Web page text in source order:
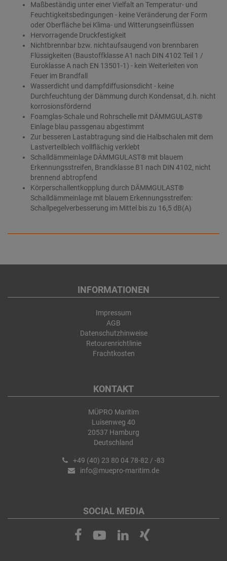
Maßbeständig unter einer Vielfalt an Temperatur- und
Feuchtigkeitsbedingungen - keine Veränderung der Form
oder Oberfläche bei Klima- und Witterungseinflüssen
Hervorragende Druckfestigkeit
Nichtbrennbar bzw. nichtaufsaugend von brennbaren
Flüssigkeiten (Baustoffklasse A1 nach DIN 4102 Teil 1 /
Euroklasse A nach EN 13501-1) - kein Weiterleiten von
Feuer im Brandfall
Wasserdicht und dampfdiffusionsdicht - keine
Durchfeuchtung der Dämmung durch Kondensat, d.h. nicht
korrosionsfördernd
Foamglas-Schale und Rohrschelle mit DÄMMGULAST®
Einlage blau passgenau abgestimmt
Zur besseren Lastabtragung sind die Halbschalen mit dem
Lastverteilblech vollflächig verklebt
Schalldämmeinlage DÄMMGULAST® mit blauem
Erkennungsstreifen, Brandklasse B1 nach DIN 4102, nicht
brennend abtropfend
Körperschallentkopplung durch DÄMMGULAST®
Schalldämmeinlage mit blauem Erkennungsstreifen:
Schallpegelverbesserung im Mittel bis zu 16,5 dB(A)
INFORMATIONEN
Impressum
AGB
Datenschutzhinweise
Retourenrichtlinie
Frachtkosten
KONTAKT
MÜPRO Maritim
Luisenweg 40
20537 Hamburg
Deutschland
+49 (40) 23 80 04 78-82 / -83
info@muepro-maritim.de
SOCIAL MEDIA